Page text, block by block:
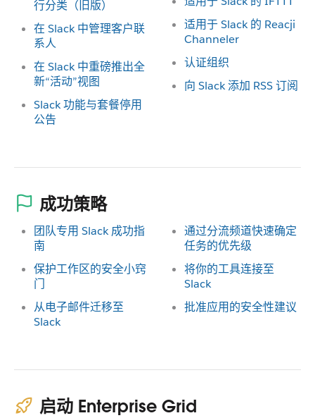
行分类（旧版）
在 Slack 中管理客户联
系人
在 Slack 中重磅推出全
新“活动”视图
Slack 功能与套餐停用
公告
适用于 Slack 的 Reacji
Channeler
认证组织
向 Slack 添加 RSS 订阅
成功策略
团队专用 Slack 成功指
南
保护工作区的安全小窍
门
从电子邮件迁移至
Slack
通过分流频道快速确定
任务的优先级
将你的工具连接至
Slack
批准应用的安全性建议
启动 Enterprise Grid